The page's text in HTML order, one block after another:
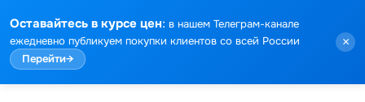
Оставайтесь в курсе цен: в нашем Телеграм-канале
ежедневно публикуем покупки клиентов со всей России
Перейти→
×